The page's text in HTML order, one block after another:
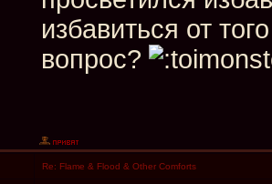
избавиться от
вопрос?
Re: Flame & Flood & Other Comforts